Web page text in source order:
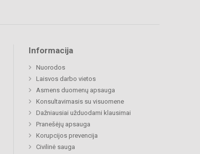
Informacija
Nuorodos
Laisvos darbo vietos
Asmens duomenų apsauga
Konsultavimasis su visuomene
Dažniausiai užduodami klausimai
Pranešėjų apsauga
Korupcijos prevencija
Civilinė sauga